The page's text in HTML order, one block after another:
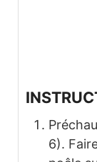
6).